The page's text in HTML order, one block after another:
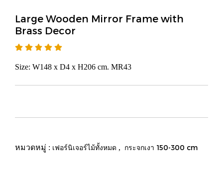
Large Wooden Mirror Frame with
Brass Decor
Size: W148 x D4 x H206 cm. MR43
หมวดหมู่ : เฟอร์นิเจอร์ไม้ทั้งหมด , กระจกเงา 150-300 cm